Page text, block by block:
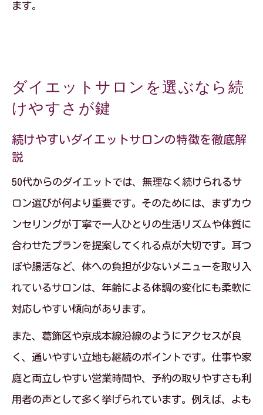
ます。
ダイエットサロンを選ぶなら続
けやすさが鍵
続けやすいダイエットサロンの特徴を徹底解
説
50代からのダイエットでは、無理なく続けられるサ
ロン選びが何より重要です。そのためには、まずカウ
ンセリングが丁寧で一人ひとりの生活リズムや体質に
合わせたプランを提案してくれる点が大切です。耳つ
ぼや腸活など、体への負担が少ないメニューを取り入
れているサロンは、年齢による体調の変化にも柔軟に
対応しやすい傾向があります。
また、葛飾区や京成本線沿線のようにアクセスが良
く、通いやすい立地も継続のポイントです。仕事や家
庭と両立しやすい営業時間や、予約の取りやすさも利
用者の声として多く挙げられています。例えば、よも